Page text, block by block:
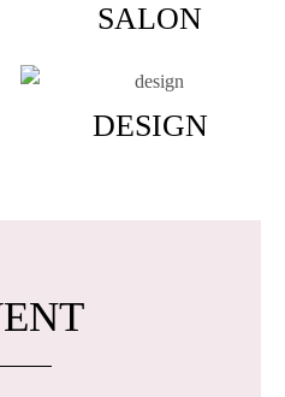
SALON
DESIGN